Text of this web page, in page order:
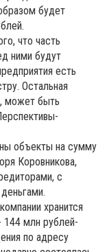
будет
что часть
ними будут
есть
Остальная
может быть
объекты на сумму
Коровникова,
с
хранится
144 млн рублей-
по адресу